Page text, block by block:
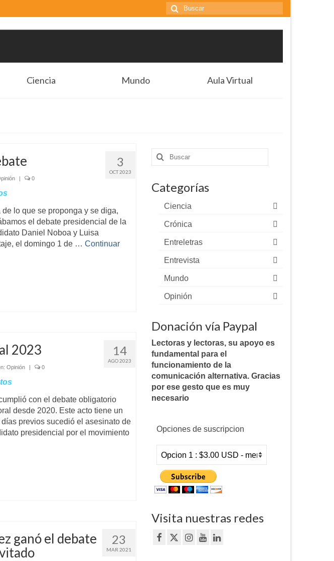
Buscar
por:
Ciencia Mundo Aula Virtual
3
OCT 2023
| 0
lo que se proponga y se diga,
el debate presidencial de la
Daniel Noboa y Luisa
el domingo 1 de … Continuar
14
AGO 2023
2023
Opinión | 0
con el debate obligatorio
desde 2020. Este acto tiene un
previos sucedió el asesinato de
presidencial por el movimiento
23
MAR 2021
ganó el debate
Buscar
por:
Categorías
Ciencia
Crónica
Entreletras
Entrevista
Mundo
Opinión
Donación vía Paypal
Lectoras y lectoras, su apoyo es
fundamental para el
funcionamiento de la
comunicación alternativa. Gracias
por ese gesto que es muy
necesario
Opciones de suscripcion
Visita nuestras redes